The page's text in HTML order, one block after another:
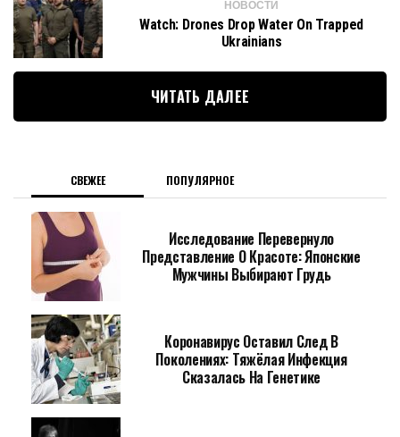
НОВОСТИ
Watch: Drones Drop Water On Trapped
Ukrainians
ЧИТАТЬ ДАЛЕЕ
СВЕЖЕЕ ПОПУЛЯРНОЕ
Исследование Перевернуло
Представление О Красоте: Японские
Мужчины Выбирают Грудь
Коронавирус Оставил След В
Поколениях: Тяжёлая Инфекция
Сказалась На Генетике